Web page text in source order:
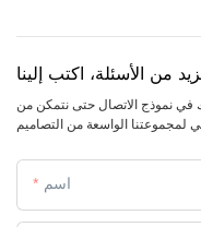
من الأسئلة، اكتب إلينا
في نموذج الاتصال حتى نتمكن من
اسم